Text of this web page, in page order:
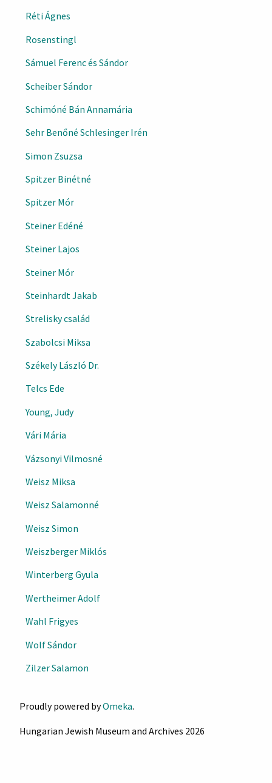
Réti Ágnes
Rosenstingl
Sámuel Ferenc és Sándor
Scheiber Sándor
Schimóné Bán Annamária
Sehr Benőné Schlesinger Irén
Simon Zsuzsa
Spitzer Binétné
Spitzer Mór
Steiner Edéné
Steiner Lajos
Steiner Mór
Steinhardt Jakab
Strelisky család
Szabolcsi Miksa
Székely László Dr.
Telcs Ede
Young, Judy
Vári Mária
Vázsonyi Vilmosné
Weisz Miksa
Weisz Salamonné
Weisz Simon
Weiszberger Miklós
Winterberg Gyula
Wertheimer Adolf
Wahl Frigyes
Wolf Sándor
Zilzer Salamon
Proudly powered byOmeka.
Hungarian Jewish Museum and Archives 2026